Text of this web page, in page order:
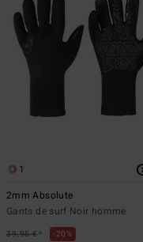
1
2mm Absolute
Gants de surf Noir homme
39,95 €* 20%